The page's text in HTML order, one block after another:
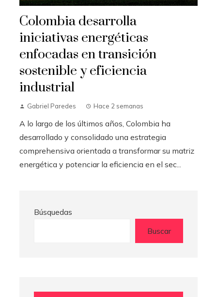
Colombia desarrolla
iniciativas energéticas
enfocadas en transición
sostenible y eficiencia
industrial
Gabriel Paredes Hace 2 semanas
A lo largo de los últimos años, Colombia ha
desarrollado y consolidado una estrategia
comprehensiva orientada a transformar su matriz
energética y potenciar la eficiencia en el sec...
Búsquedas
Buscar